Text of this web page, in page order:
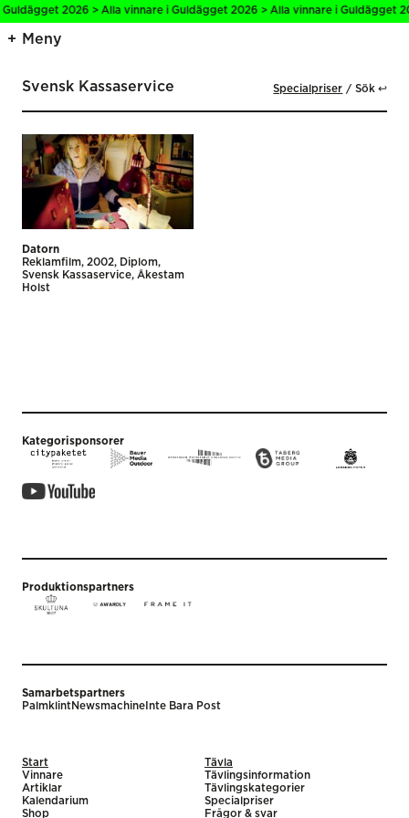
2026 > Alla vinnare i Guldägget 2026 > Alla vinnare i
Meny
Svensk Kassaservice Specialpriser Sök ↩
Datorn
Reklamfilm 2002
Diplom
Svensk Kassaservice
Åkestam
Holst
Kategorisponsorer
Produktionspartners
Samarbetspartners
PalmklintNewsmachine Inte Bara Post
Start
Vinnare
Artiklar
Kalendarium
Shop
Tävla
Tävlingsinformation
Tävlingskategorier
Specialpriser
Frågor & svar